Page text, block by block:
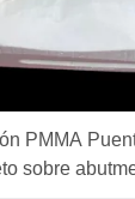
PMMA
sobre